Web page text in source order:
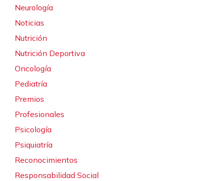
Neurología
Noticias
Nutrición
Nutrición Deportiva
Oncología
Pediatría
Premios
Profesionales
Psicología
Psiquiatría
Reconocimientos
Responsabilidad Social